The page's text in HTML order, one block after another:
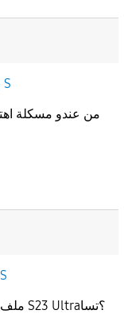
جالاكسى S
من عندو مسكلة
جالاكسى S